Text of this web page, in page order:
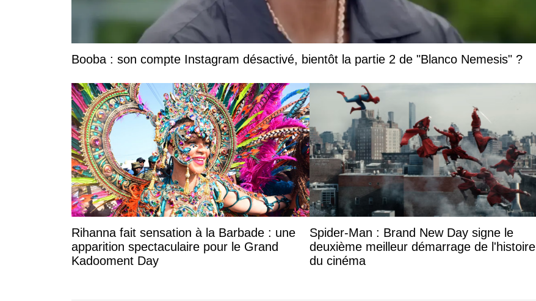
Booba : son compte Instagram désactivé, bientôt la partie 2 de "Blanco Nemesis" ?
Rihanna fait sensation à la Barbade : une
apparition spectaculaire pour le Grand
Kadooment Day
Spider-Man : Brand New Day signe le
deuxième meilleur démarrage de l'histoire
du cinéma